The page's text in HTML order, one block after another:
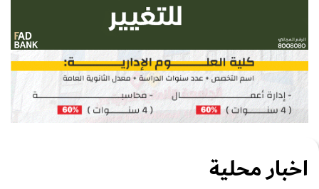
اخبار محلية